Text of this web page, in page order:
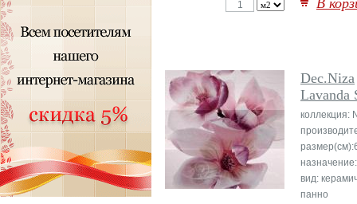
В
Dec.Niza
Lavanda
коллекция:
вид:
панно